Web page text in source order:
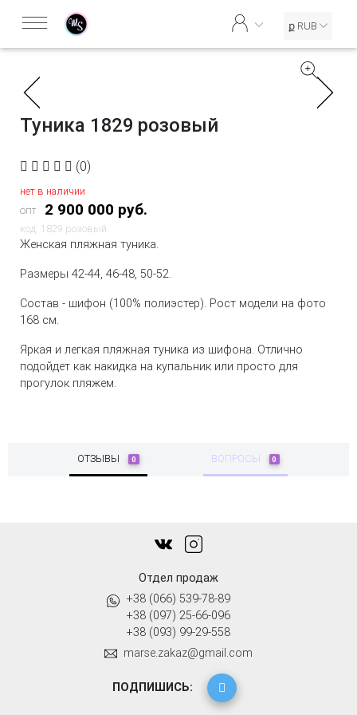
ք RUB
Туника 1829 розовый
(0)
нет в наличии
опт 2 900 000 руб.
код: 1829 розовый
Женская пляжная туника.
Размеры 42-44, 46-48, 50-52.
Состав - шифон (100% полиэстер). Рост модели на фото
168 см.
Яркая и легкая пляжная туника из шифона. Отлично
подойдет как накидка на купальник или просто для
прогулок пляжем.
ОТЗЫВЫ 0 ВОПРОСЫ 0
Отдел продаж
+38 (066) 539-78-89
+38 (097) 25-66-096
+38 (093) 99-29-558
marse.zakaz@gmail.com
ПОДПИШИСЬ: